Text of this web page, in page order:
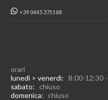
+39 0445 371188
orari
lunedì > venerdì: 8:00-12:30
sabato: chiuso
domenica: chiuso